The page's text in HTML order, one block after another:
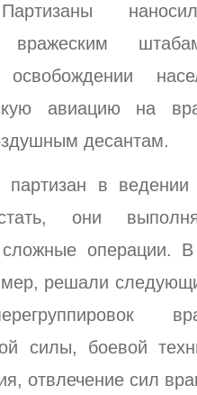
Партизаны
вражеским
авиацию на
десантам.
партизан в
они
сложные операции.
решали
силы, боевой
отвлечение сил